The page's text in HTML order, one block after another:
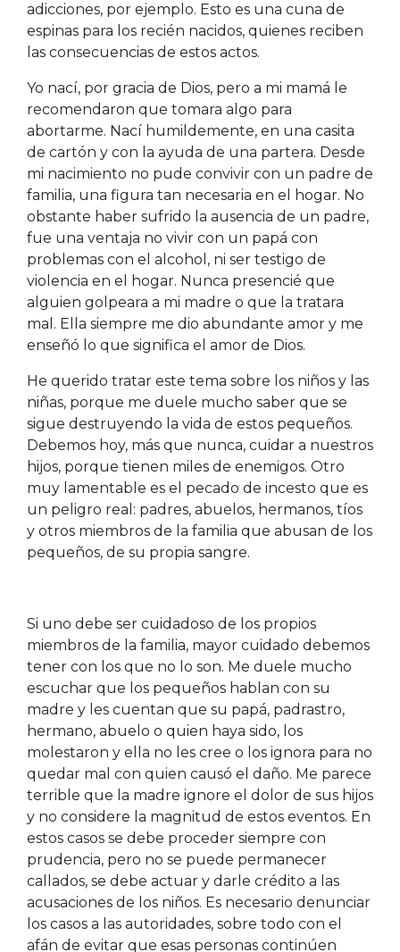
adicciones, por ejemplo. Esto es una cuna de
espinas para los recién nacidos, quienes reciben
las consecuencias de estos actos.
Yo nací, por gracia de Dios, pero a mi mamá le
recomendaron que tomara algo para
abortarme. Nací humildemente, en una casita
de cartón y con la ayuda de una partera. Desde
mi nacimiento no pude convivir con un padre de
familia, una figura tan necesaria en el hogar. No
obstante haber sufrido la ausencia de un padre,
fue una ventaja no vivir con un papá con
problemas con el alcohol, ni ser testigo de
violencia en el hogar. Nunca presencié que
alguien golpeara a mi madre o que la tratara
mal. Ella siempre me dio abundante amor y me
enseñó lo que significa el amor de Dios.
He querido tratar este tema sobre los niños y las
niñas, porque me duele mucho saber que se
sigue destruyendo la vida de estos pequeños.
Debemos hoy, más que nunca, cuidar a nuestros
hijos, porque tienen miles de enemigos. Otro
muy lamentable es el pecado de incesto que es
un peligro real: padres, abuelos, hermanos, tíos
y otros miembros de la familia que abusan de los
pequeños, de su propia sangre.
Si uno debe ser cuidadoso de los propios
miembros de la familia, mayor cuidado debemos
tener con los que no lo son. Me duele mucho
escuchar que los pequeños hablan con su
madre y les cuentan que su papá, padrastro,
hermano, abuelo o quien haya sido, los
molestaron y ella no les cree o los ignora para no
quedar mal con quien causó el daño. Me parece
terrible que la madre ignore el dolor de sus hijos
y no considere la magnitud de estos eventos. En
estos casos se debe proceder siempre con
prudencia, pero no se puede permanecer
callados, se debe actuar y darle crédito a las
acusaciones de los niños. Es necesario denunciar
los casos a las autoridades, sobre todo con el
afán de evitar que esas personas continúen